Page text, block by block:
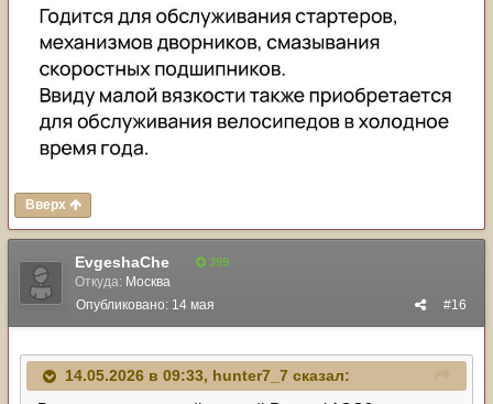
Вверх
EvgeshaChe 399
Откуда: Москва
#16
Опубликовано: 14 мая
14.05.2026 в 09:33, hunter7_7 сказал: